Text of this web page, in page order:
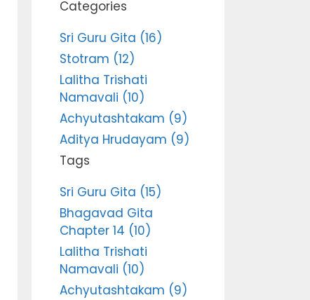
Categories
Sri Guru Gita (16)
Stotram (12)
Lalitha Trishati
Namavali (10)
Achyutashtakam (9)
Aditya Hrudayam (9)
Tags
Sri Guru Gita (15)
Bhagavad Gita
Chapter 14 (10)
Lalitha Trishati
Namavali (10)
Achyutashtakam (9)